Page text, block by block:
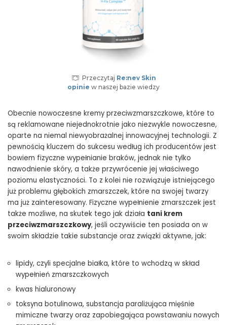
Przeczytaj Re:nev Skin
opinie w naszej bazie wiedzy
Obecnie nowoczesne kremy przeciwzmarszczkowe, które to
są reklamowane niejednokrotnie jako niezwykle nowoczesne,
oparte na niemal niewyobrażalnej innowacyjnej technologii. Z
pewnością kluczem do sukcesu według ich producentów jest
bowiem fizyczne wypełnianie braków, jednak nie tylko
nawodnienie skóry, a także przywrócenie jej właściwego
poziomu elastyczności. To z kolei nie rozwiązuje istniejącego
już problemu głębokich zmarszczek, które na swojej twarzy
ma już zainteresowany. Fizyczne wypełnienie zmarszczek jest
także możliwe, na skutek tego jak działa tani krem
przeciwzmarszczkowy, jeśli oczywiście ten posiada on w
swoim składzie takie substancje oraz związki aktywne, jak:
lipidy, czyli specjalne białka, które to wchodzą w skład
wypełnień zmarszczkowych
kwas hialuronowy
toksyna botulinowa, substancja paraliżująca mięśnie
mimiczne twarzy oraz zapobiegająca powstawaniu nowych